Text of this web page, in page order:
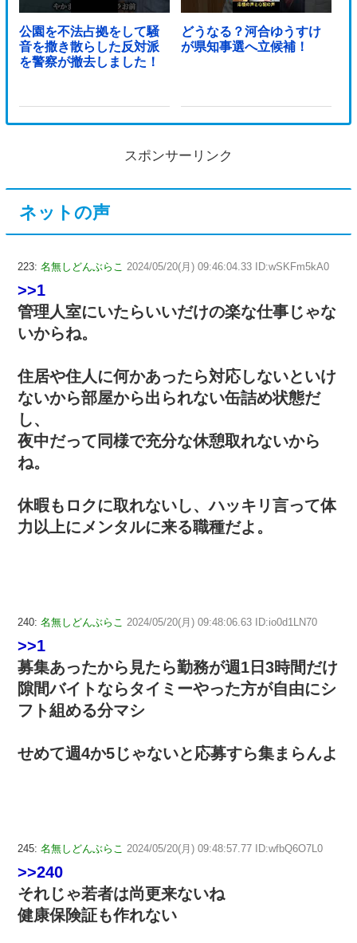
公園を不法占拠をして騒
音を撒き散らした反対派
を警察が撤去しました！
どうなる？河合ゆうすけ
が県知事選へ立候補！
スポンサーリンク
ネットの声
223: 名無しどんぶらこ 2024/05/20(月) 09:46:04.33 ID:wSKFm5kA0
>>1
管理人室にいたらいいだけの楽な仕事じゃな
いからね。
住居や住人に何かあったら対応しないといけ
ないから部屋から出られない缶詰め状態だ
し、
夜中だって同様で充分な休憩取れないから
ね。
休暇もロクに取れないし、ハッキリ言って体
力以上にメンタルに来る職種だよ。
240: 名無しどんぶらこ 2024/05/20(月) 09:48:06.63 ID:io0d1LN70
>>1
募集あったから見たら勤務が週1日3時間だけ
隙間バイトならタイミーやった方が自由にシ
フト組める分マシ
せめて週4か5じゃないと応募すら集まらんよ
245: 名無しどんぶらこ 2024/05/20(月) 09:48:57.77 ID:wfbQ6O7L0
>>240
それじゃ若者は尚更来ないね
健康保険証も作れない